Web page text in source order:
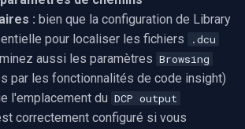
: bien que la configuration de Library
pour localiser les fichiers
.dcu
aussi les paramètres Browsing
par les fonctionnalités de code insight)
l'emplacement du DCP output
correctement configuré si vous